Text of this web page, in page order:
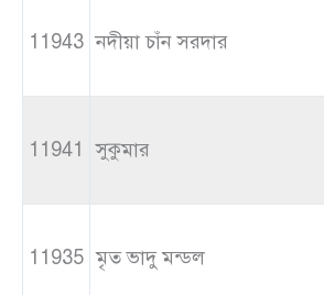
11943 নদীয়া চাঁন সরদার
11941 সুকুমার
11935 মৃত ভাদু মন্ডল